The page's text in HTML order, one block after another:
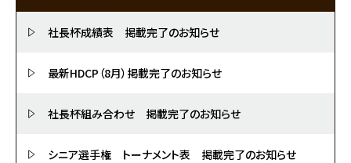
社長杯成績表 掲載完了のお知らせ
最新HDCP（8月）掲載完了のお知らせ
社長杯組み合わせ 掲載完了のお知らせ
シニア選手権 トーナメント表 掲載完了のお知らせ